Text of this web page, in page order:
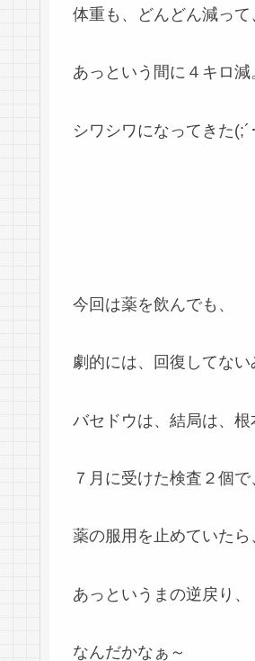
体重も、どんどん減って
あっという間に４キロ減
シワシワになってきた(;´
今回は薬を飲んでも、
劇的には、回復してない
バセドウは、結局は、根
７月に受けた検査２個で
薬の服用を止めていたら
あっというまの逆戻り、
なんだかなぁ～